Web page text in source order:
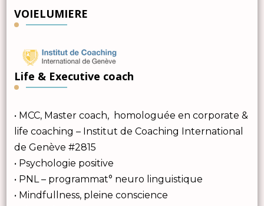
VOIELUMIERE
Life & Executive coach
• MCC, Master coach, homologuée en corporate &
life coaching – Institut de Coaching International
de Genève #2815
• Psychologie positive
• PNL – programmat° neuro linguistique
• Mindfullness, pleine conscience